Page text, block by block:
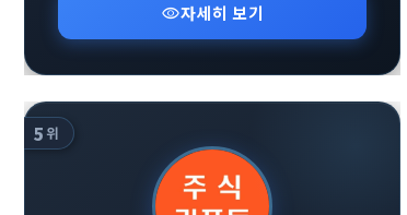
visibility자세히 보기
5 위